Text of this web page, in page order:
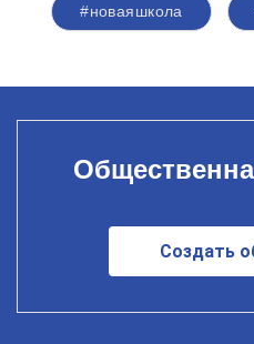
#новаяшкола
Создать